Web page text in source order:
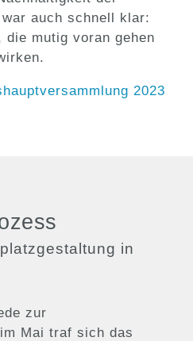
auch schnell klar:
die mutig voran gehen
2023
in
zur
Mai traf sich das